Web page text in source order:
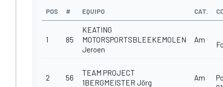
POS # EQUIPO CAT.
1 85
KEATING
MOTORSPORTSBLEEKEMOLEN
Jeroen
Am
2 56
TEAM PROJECT
1BERGMEISTER Jörg
Am